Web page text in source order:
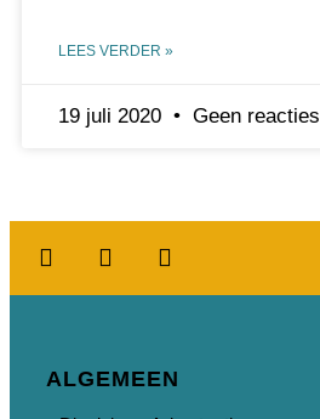
LEES VERDER »
19 juli 2020 Geen reacties
ALGEMEEN